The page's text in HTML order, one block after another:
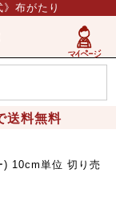
布がたり
送料無料
) 10cm単位 切り売